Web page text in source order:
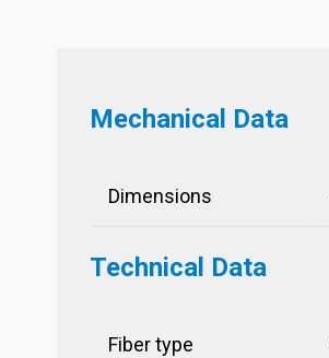
Mechanical Data
Dimensions
Technical Data
Fiber type